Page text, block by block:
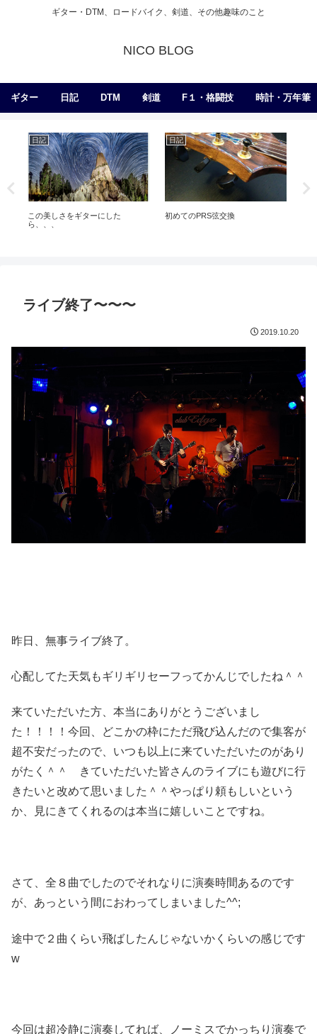
ギター・DTM、ロードバイク、剣道、その他趣味のこと
NICO BLOG
ギター 日記 DTM 剣道 F１・格闘技 時計・万年筆
日記
この美しさをギターにした
ら、、、
日記
初めてのPRS弦交換
ライブ終了〜〜〜
2019.10.20
昨日、無事ライブ終了。
心配してた天気もギリギリセーフってかんじでしたね＾＾
来ていただいた方、本当にありがとうございまし
た！！！！今回、どこかの枠にただ飛び込んだので集客が
超不安だったので、いつも以上に来ていただいたのがあり
がたく＾＾ きていただいた皆さんのライブにも遊びに行
きたいと改めて思いました＾＾やっぱり頼もしいという
か、見にきてくれるのは本当に嬉しいことですね。
さて、全８曲でしたのでそれなりに演奏時間あるのです
が、あっという間におわってしまいました^^;
途中で２曲くらい飛ばしたんじゃないかくらいの感じです
w
今回は超冷静に演奏してれば、ノーミスでかっちり演奏で